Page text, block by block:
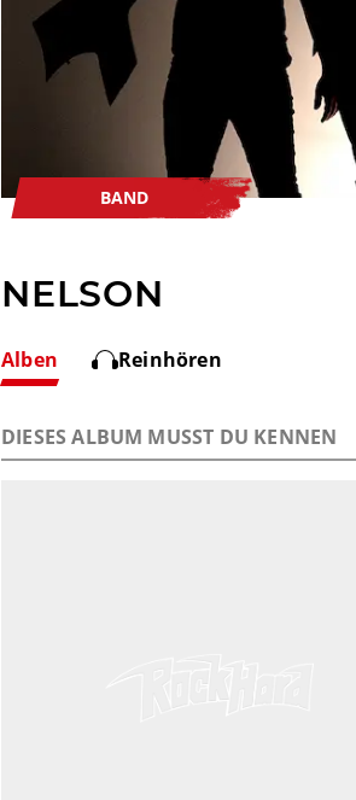
BAND
NELSON
Alben Reinhören
DIESES ALBUM MUSST DU KENNEN